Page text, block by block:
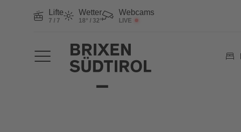
Lifte
7 / 7
Wetter
18° / 32°
Webcams
LIVE